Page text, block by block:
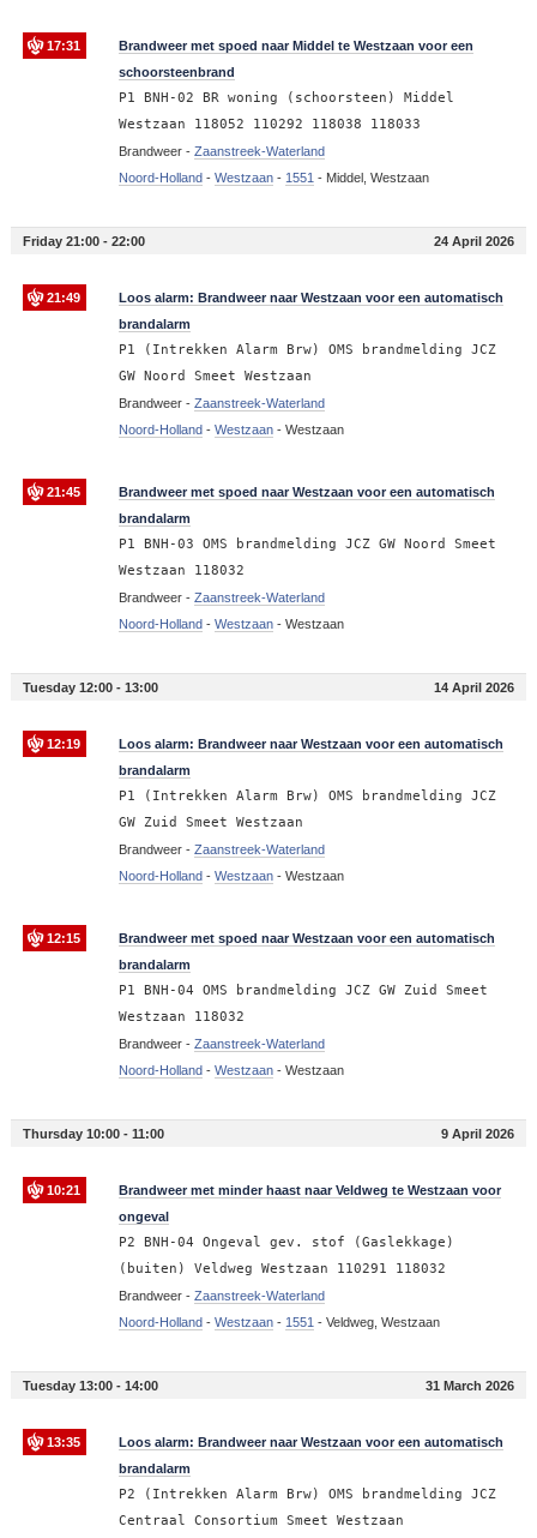
17:31
Brandweer met spoed naar Middel te Westzaan voor een
schoorsteenbrand
P1 BNH-02 BR woning (schoorsteen) Middel
Westzaan 118052 110292 118038 118033
Brandweer - Zaanstreek-Waterland
Noord-Holland- Westzaan- 1551 - Middel, Westzaan
Friday 21:00 - 22:00 24 April 2026
21:49
Loos alarm: Brandweer naar Westzaan voor een automatisch
brandalarm
P1 (Intrekken Alarm Brw) OMS brandmelding JCZ
GW Noord Smeet Westzaan
Brandweer - Zaanstreek-Waterland
Noord-Holland- Westzaan- Westzaan
21:45
Brandweer met spoed naar Westzaan voor een automatisch
brandalarm
P1 BNH-03 OMS brandmelding JCZ GW Noord Smeet
Westzaan 118032
Brandweer - Zaanstreek-Waterland
Noord-Holland- Westzaan- Westzaan
Tuesday 12:00 - 13:00 14 April 2026
12:19
Loos alarm: Brandweer naar Westzaan voor een automatisch
brandalarm
P1 (Intrekken Alarm Brw) OMS brandmelding JCZ
GW Zuid Smeet Westzaan
Brandweer - Zaanstreek-Waterland
Noord-Holland- Westzaan- Westzaan
12:15
Brandweer met spoed naar Westzaan voor een automatisch
brandalarm
P1 BNH-04 OMS brandmelding JCZ GW Zuid Smeet
Westzaan 118032
Brandweer - Zaanstreek-Waterland
Noord-Holland- Westzaan- Westzaan
Thursday 10:00 - 11:00 9 April 2026
10:21
Brandweer met minder haast naar Veldweg te Westzaan voor
ongeval
P2 BNH-04 Ongeval gev. stof (Gaslekkage)
(buiten) Veldweg Westzaan 110291 118032
Brandweer - Zaanstreek-Waterland
Noord-Holland- Westzaan- 1551 - Veldweg, Westzaan
Tuesday 13:00 - 14:00 31 March 2026
13:35
Loos alarm: Brandweer naar Westzaan voor een automatisch
brandalarm
P2 (Intrekken Alarm Brw) OMS brandmelding JCZ
Centraal Consortium Smeet Westzaan